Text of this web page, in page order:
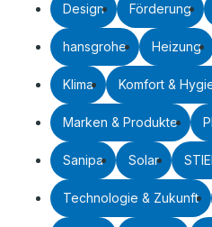
Design Förderung
hansgrohe Heizung
Klima Komfort &
Marken & Produkte
Sanipa Solar
Technologie & Zukunft